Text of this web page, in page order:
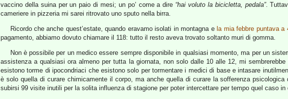
vaccino della suina per un paio di mesi; un po’ come a dire “hai voluto la bicicletta, pedala”.
cameriere in pizzeria mi sarei ritrovato uno sputo nella birra.
Ricordo che anche quest’estate, quando eravamo isolati in montagna e la mia febbre puntava a
pagamento, abbiamo dovuto chiamare il 118: tutto il resto aveva trovato soltanto muri di gomma.
Non è possibile per un medico essere sempre disponibile in qualsiasi momento, ma per un
assistenza a qualsiasi ora almeno per tutta la giornata, non solo dalle 10 alle 12, mi
esistono torme di ipocondriaci che esistono solo per tormentare i medici di base e intasare
è solo quella di curare chimicamente il corpo, ma anche quella di curare la sofferenza
subirsi 99 visite inutili per la solita influenza di stagione per poter intercettare per tempo quel caso